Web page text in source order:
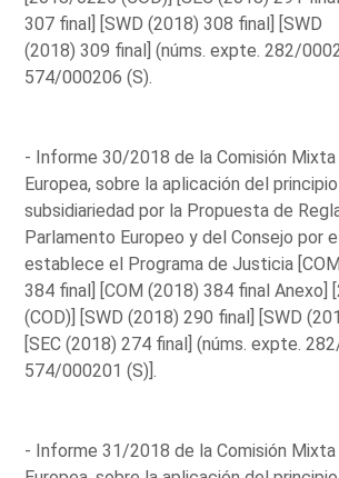
307 final] [SWD (2018) 308 final] [SWD
(2018) 309 final] (núms. expte. 282/
574/000206 (S).
- Informe 30/2018 de la Comisión Mixta
Europea, sobre la aplicación del
subsidiariedad por la Propuesta de
Parlamento Europeo y del Consejo por
establece el Programa de Justicia
384 final] [COM (2018) 384 final Anexo]
(COD)] [SWD (2018) 290 final] [SWD
[SEC (2018) 274 final] (núms. expte.
574/000201 (S)].
- Informe 31/2018 de la Comisión Mixta